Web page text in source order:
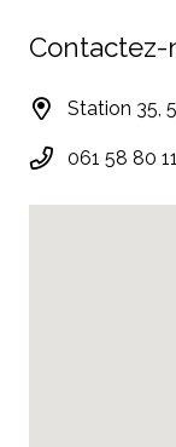
Contactez-
Station 35,
061 58 80 11